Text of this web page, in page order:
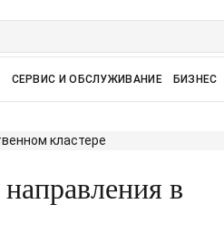
СЕРВИС И ОБСЛУЖИВАНИЕ БИЗНЕС
в